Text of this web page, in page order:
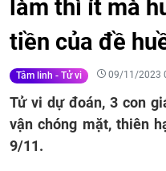
làm thì ít mà
tiền của đề
Tâm linh - Tử vi 09/11/2023
Tử vi dự đoán, 3 con
vận chóng mặt, thiên
9/11.